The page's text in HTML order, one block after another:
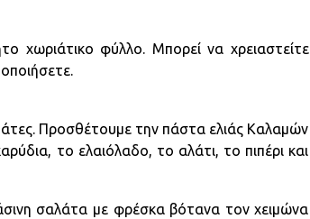
χωριάτικο φύλλο. Μπορεί να χρειαστείτε
Προσθέτουμε την πάστα ελιάς Καλαμών
το ελαιόλαδο, το αλάτι, το πιπέρι και
σαλάτα με φρέσκα βότανα τον χειμώνα